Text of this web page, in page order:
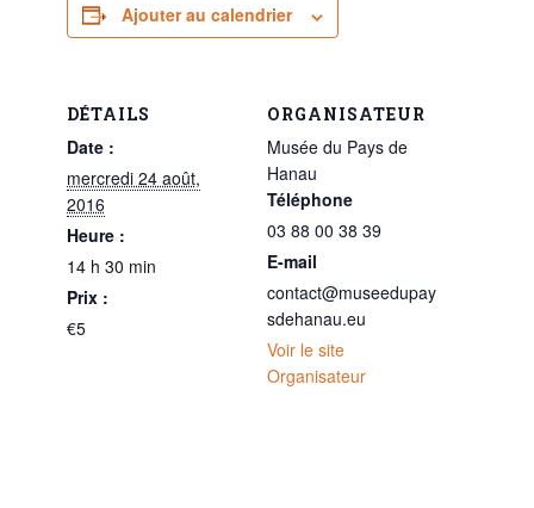
Ajouter au calendrier
DÉTAILS
Date :
mercredi 24 août,
2016
Heure :
14 h 30 min
Prix :
€5
ORGANISATEUR
Musée du Pays de
Hanau
Téléphone
03 88 00 38 39
E-mail
contact@museedupay
sdehanau.eu
Voir le site
Organisateur